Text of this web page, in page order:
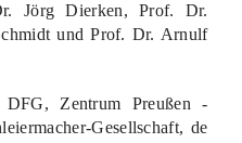
Jörg Dierken, Prof. Dr.
und Prof. Dr. Arnulf
Zentrum Preußen -
Gesellschaft, de